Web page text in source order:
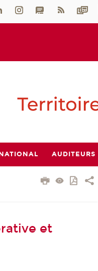
AUDITEURS
et